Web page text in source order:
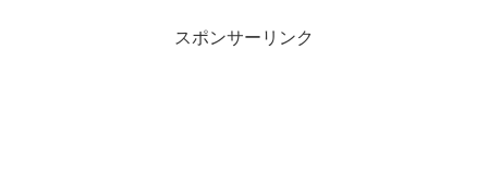
スポンサーリンク